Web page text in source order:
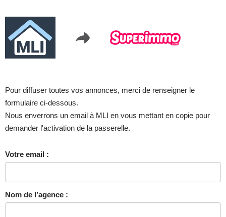
Pour diffuser toutes vos annonces, merci de renseigner le
formulaire ci-dessous.
Nous enverrons un email à MLI en vous mettant en copie pour
demander l'activation de la passerelle.
Votre email :
Nom de l’agence :